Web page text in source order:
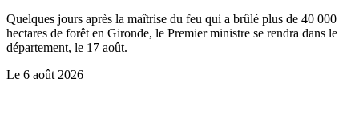
Quelques jours après la maîtrise du feu qui a brûlé plus de 40 000
hectares de forêt en Gironde, le Premier ministre se rendra dans le
département, le 17 août.
Le 6 août 2026